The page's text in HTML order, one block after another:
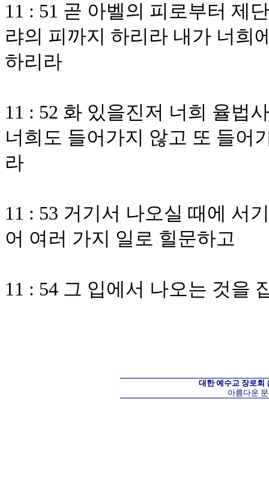
11 : 51 곧 아벨의 피로부터 제
랴의 피까지 하리라 내가 너희
하리라
11 : 52 화 있을진저 너희 율법
너희도 들어가지 않고 또 들어
라
11 : 53 거기서 나오실 때에 서
어 여러 가지 일로 힐문하고
11 : 54 그 입에서 나오는 것을
대한 예수교 장로회
아름다운